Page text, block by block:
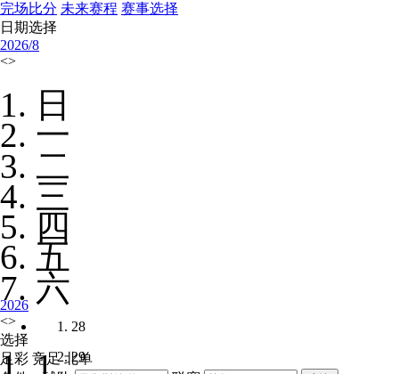
完场比分 未来赛程 赛事选择
日期选择
2026/8
<>
日
一
二
三
四
五
六
28
29
2026
<>
选择
足彩 竞足 北单